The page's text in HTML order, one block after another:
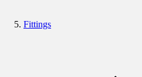
Fittings